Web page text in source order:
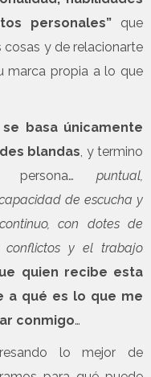
personales” que
cosas y de relacionarte
marca propia a lo que
basa únicamente
blandas, y termino
persona… puntual,
de escucha y
con dotes de
conflictos y el trabajo
quien recibe esta
a qué es lo que me
conmigo…
lo mejor de